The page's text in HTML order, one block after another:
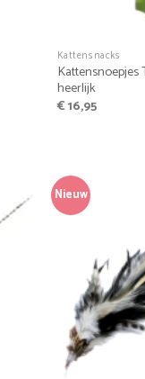
Kattensnacks
Kattensnoepjes
heerlijk
€16,95
Nieuw